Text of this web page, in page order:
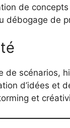
de
débogage de
de scénarios,
d’idées et
et